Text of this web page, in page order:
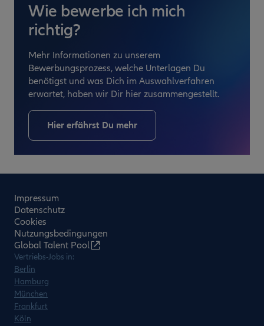
Wie bewerbe ich mich
richtig?
Mehr Informationen zu unserem
Bewerbungsprozess, welche Unterlagen Du
benötigst und was Dich im Auswahlverfahren
erwartet, haben wir Dir hier zusammengestellt.
Hier erfährst Du mehr
Impressum
Datenschutz
Cookies
Nutzungsbedingungen
Global Talent Pool
Vertriebs-Jobs in:
Berlin
Hamburg
München
Frankfurt
Köln